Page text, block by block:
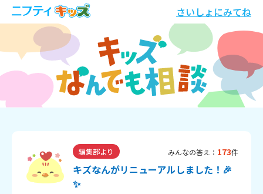
さいしょにみてね
編集部より みんなの答え： 173件
キズなんがリニューアルしました！🎉
✨